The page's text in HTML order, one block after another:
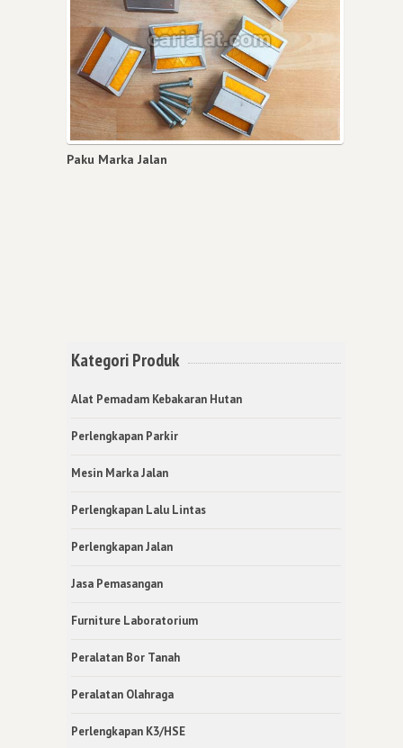
Paku Marka Jalan
Kategori Produk
Alat Pemadam Kebakaran Hutan
Perlengkapan Parkir
Mesin Marka Jalan
Perlengkapan Lalu Lintas
Perlengkapan Jalan
Jasa Pemasangan
Furniture Laboratorium
Peralatan Bor Tanah
Peralatan Olahraga
Perlengkapan K3/HSE